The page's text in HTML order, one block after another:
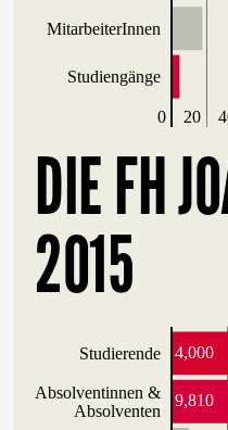
MitarbeiterInnen
Studiengänge
0 20
DIE FH
2015
Studierende
Absolventinnen &
Absolventen
4,000
9,810